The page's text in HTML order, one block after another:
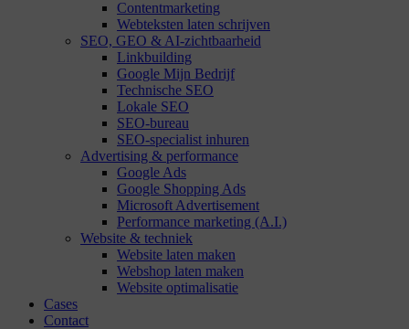
Contentmarketing
Webteksten laten schrijven
SEO, GEO & AI-zichtbaarheid
Linkbuilding
Google Mijn Bedrijf
Technische SEO
Lokale SEO
SEO-bureau
SEO-specialist inhuren
Advertising & performance
Google Ads
Google Shopping Ads
Microsoft Advertisement
Performance marketing (A.I.)
Website & techniek
Website laten maken
Webshop laten maken
Website optimalisatie
Cases
Contact